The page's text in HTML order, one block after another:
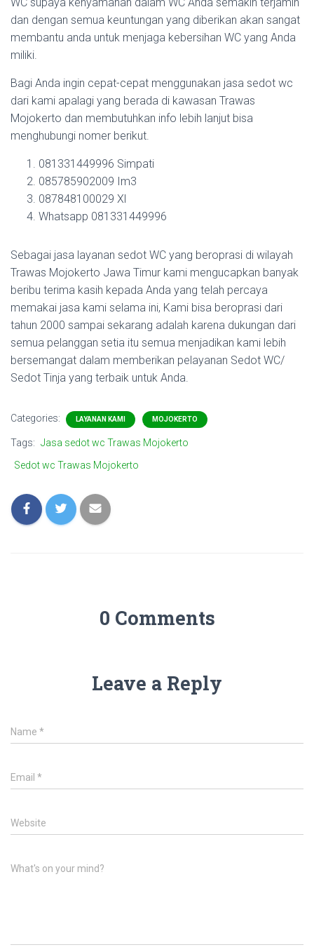
dan dengan semua keuntungan yang diberikan akan sangat
membantu anda untuk menjaga kebersihan WC yang Anda
miliki.
Bagi Anda ingin cepat-cepat menggunakan jasa sedot wc
dari kami apalagi yang berada di kawasan Trawas
Mojokerto dan membutuhkan info lebih lanjut bisa
menghubungi nomer berikut.
081331449996 Simpati
085785902009 Im3
087848100029 Xl
Whatsapp 081331449996
Sebagai jasa layanan sedot WC yang beroprasi di wilayah
Trawas Mojokerto Jawa Timur kami mengucapkan banyak
beribu terima kasih kepada Anda yang telah percaya
memakai jasa kami selama ini, Kami bisa beroprasi dari
tahun 2000 sampai sekarang adalah karena dukungan dari
semua pelanggan setia itu semua menjadikan kami lebih
bersemangat dalam memberikan pelayanan Sedot WC/
Sedot Tinja yang terbaik untuk Anda.
Categories: LAYANAN KAMI MOJOKERTO
Tags: Jasa sedot wc Trawas Mojokerto
Sedot wc Trawas Mojokerto
0 Comments
Leave a Reply
Name *
Email *
Website
What's on your mind?